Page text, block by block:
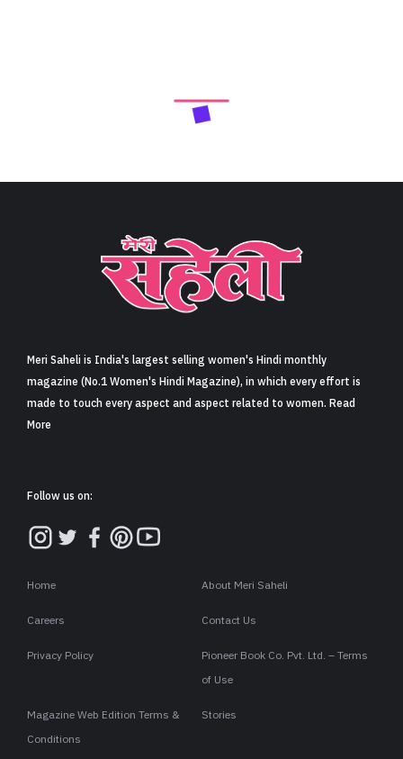
Meri Saheli is India's largest selling women's Hindi monthly
magazine (No.1 Women's Hindi Magazine), in which every effort is
made to touch every aspect and aspect related to women. Read
More
Follow us on:
Home About Meri Saheli
Careers Contact Us
Privacy Policy
Pioneer Book Co. Pvt. Ltd. – Terms
of Use
Magazine Web Edition Terms &
Conditions
Stories